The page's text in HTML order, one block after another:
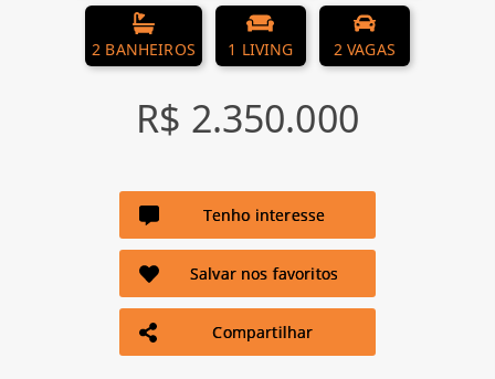
2 BANHEIROS 1 LIVING 2 VAGAS
R$ 2.350.000
Tenho interesse
Salvar nos favoritos
Compartilhar